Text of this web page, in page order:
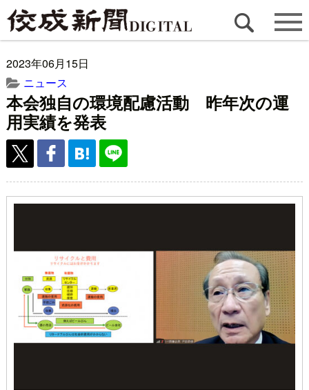
2023年06月15日
ニュース
本会独自の環境配慮活動 昨年次の運
用実績を発表